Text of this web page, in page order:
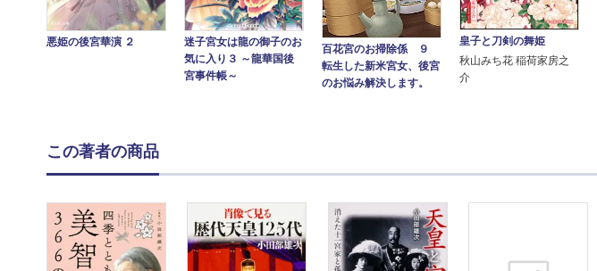
悪姫の後宮華演 ２
迷子宮女は龍の御子のお
気に入り３ ～龍華国後
宮事件帳～
百花宮のお掃除係 ９
転生した新米宮女、後宮
のお悩み解決します。
皇子と刀剣の舞姫
秋山みち花 稲荷家房之
介
この著者の商品